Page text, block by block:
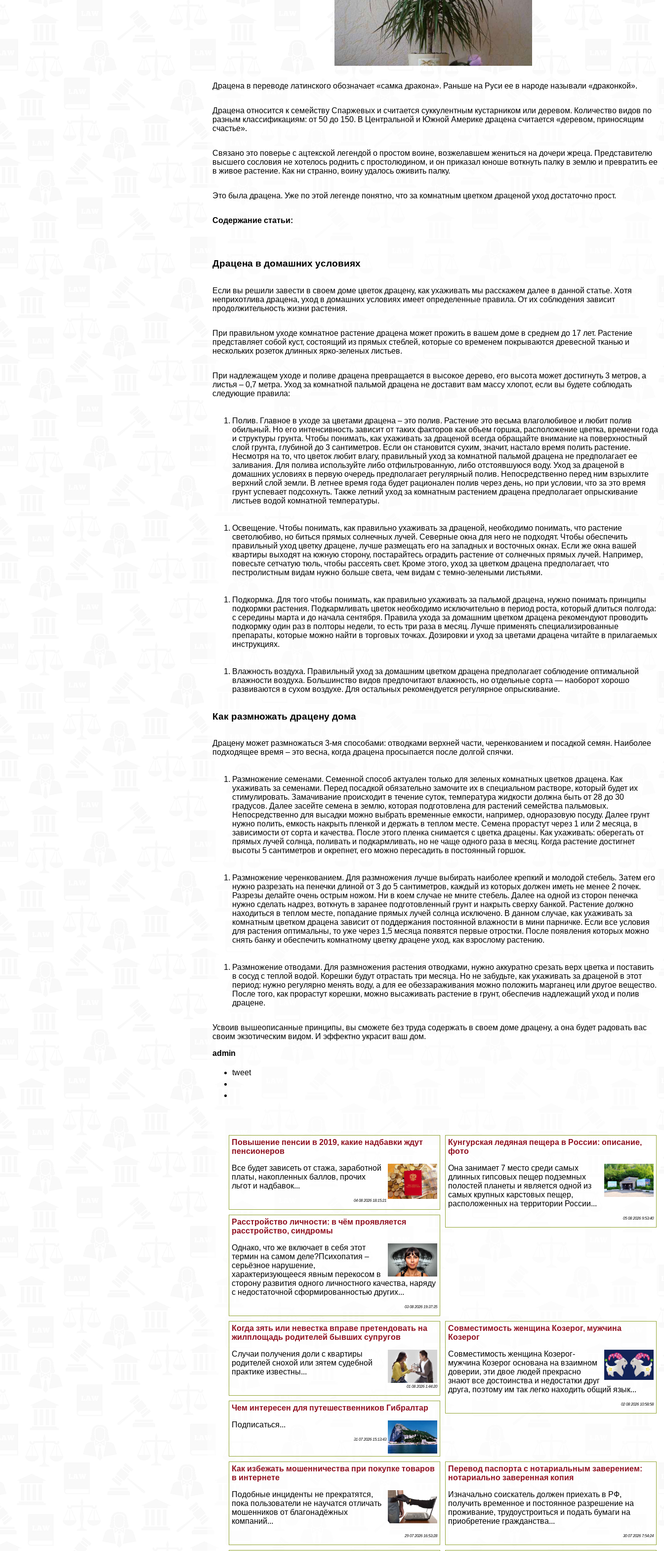
Драцена в переводе латинского обозначает «самка дpaкона». Раньше на Руси ее в народе называли «дpaконкой».
Драцена относится к семейству Спаржевых и считается суккулентным кустарником или деревом. Количество видов по
разным классификациям: от 50 до 150. В Центральной и Южной Америке драцена считается «деревом, приносящим
счастье».
Связано это поверье с ацтекской легендой о простом воине, возжелавшем жениться на дочери жреца. Представителю
высшего сословия не хотелось роднить с простолюдином, и он приказал юноше воткнуть палку в землю и превратить ее
в живое растение. Как ни странно, воину удалось оживить палку.
Это была драцена. Уже по этой легенде понятно, что за комнатным цветком драценой уход достаточно прост.
Содержание статьи:
Драцена в домашних условиях
Если вы решили завести в своем доме цветок драцену, как ухаживать мы расскажем далее в данной статье. Хотя
неприхотлива драцена, уход в домашних условиях имеет определенные правила. От их соблюдения зависит
продолжительность жизни растения.
При правильном уходе комнатное растение драцена может прожить в вашем доме в среднем до 17 лет. Растение
представляет собой куст, состоящий из прямых стeблей, которые со временем покрываются древесной тканью и
нескольких розеток длинных ярко-зеленых листьев.
При надлежащем уходе и поливе драцена превращается в высокое дерево, его высота может достигнуть 3 метров, а
листья – 0,7 метра. Уход за комнатной пальмой драцена не доставит вам массу хлопот, если вы будете соблюдать
следующие правила:
Полив. Главное в уходе за цветами драцена – это полив. Растение это весьма влаголюбивое и любит полив
обильный. Но его интенсивность зависит от таких факторов как объем горшка, расположение цветка, времени года
и структуры грунта. Чтобы понимать, как ухаживать за драценой всегда обращайте внимание на поверхностный
слой грунта, глубиной до 3 сантиметров. Если он становится сухим, значит, настало время полить растение.
Несмотря на то, что цветок любит влагу, правильный уход за комнатной пальмой драцена не предполагает ее
заливания. Для полива используйте либо отфильтрованную, либо отстоявшуюся воду. Уход за драценой в
домашних условиях в первую очередь предполагает регулярный полив. Непосредственно перед ним взрыхлите
верхний слой земли. В летнее время года будет рационален полив через день, но при условии, что за это время
грунт успевает подсохнуть. Также летний уход за комнатным растением драцена предполагает опрыскивание
листьев водой комнатной температуры.
Освещение. Чтобы понимать, как правильно ухаживать за драценой, необходимо понимать, что растение
светолюбиво, но биться прямых солнечных лучей. Северные окна для него не подходят. Чтобы обеспечить
правильный уход цветку драцене, лучше размещать его на западных и восточных окнах. Если же окна вашей
квартиры выходят на южную сторону, постарайтесь оградить растение от солнечных прямых лучей. Например,
повесьте сетчатую тюль, чтобы рассеять свет. Кроме этого, уход за цветком драцена предполагает, что
пестролистным видам нужно больше света, чем видам с темно-зелеными листьями.
Подкормка. Для того чтобы понимать, как правильно ухаживать за пальмой драцена, нужно понимать принципы
подкормки растения. Подкармливать цветок необходимо исключительно в период роста, который длиться полгода:
с середины марта и до начала сентября. Правила ухода за домашним цветком драцена рекомендуют проводить
подкормку один раз в полторы недели, то есть три раза в месяц. Лучше применять специализированные
препараты, которые можно найти в торговых точках. Дозировки и уход за цветами драцена читайте в прилагаемых
инструкциях.
Влажность воздуха. Правильный уход за домашним цветком драцена предполагает соблюдение оптимальной
влажности воздуха. Большинство видов предпочитают влажность, но отдельные сорта — наоборот хорошо
развиваются в сухом воздухе. Для остальных рекомендуется регулярное опрыскивание.
Как размножать драцену дома
Драцену может размножаться 3-мя способами: отводками верхней части, черенкованием и посадкой семян. Наиболее
подходящее время – это весна, когда драцена просыпается после долгой спячки.
Размножение семенами. Семенной способ актуален только для зеленых комнатных цветков драцена. Как
ухаживать за семенами. Перед посадкой обязательно замочите их в специальном растворе, который будет их
стимулировать. Замачивание происходит в течение суток, температура жидкости должна быть от 28 до 30
градусов. Далее засейте семена в землю, которая подготовлена для растений семейства пальмовых.
Непосредственно для высадки можно выбрать временные емкости, например, одноразовую посуду. Далее грунт
нужно полить, емкость накрыть пленкой и держать в теплом месте. Семена прорастут через 1 или 2 месяца, в
зависимости от сорта и качества. После этого пленка снимается с цветка драцены. Как ухаживать: оберегать от
прямых лучей солнца, поливать и подкармливать, но не чаще одного раза в месяц. Когда растение достигнет
высоты 5 сантиметров и окрепнет, его можно пересадить в постоянный горшок.
Размножение черенкованием. Для размножения лучше выбирать наиболее крепкий и молодой стебель. Затем его
нужно разрезать на пенечки длиной от 3 до 5 сантиметров, каждый из которых должен иметь не менее 2 почек.
Разрезы делайте очень острым ножом. Ни в коем случае не мните стебель. Далее на одной из сторон пенечка
нужно сделать надрез, воткнуть в заранее подготовленный грунт и накрыть сверху банкой. Растение должно
находиться в теплом месте, попадание прямых лучей солнца исключено. В данном случае, как ухаживать за
комнатным цветком драцена зависит от поддержания постоянной влажности в мини парничке. Если все условия
для растения оптимальны, то уже через 1,5 месяца появятся первые отростки. После появления которых можно
снять банку и обеспечить комнатному цветку драцене уход, как взрослому растению.
Размножение отводами. Для размножения растения отводками, нужно аккуратно срезать верх цветка и поставить
в сосуд с теплой водой. Корешки будут отрастать три месяца. Но не забудьте, как ухаживать за драценой в этот
период: нужно регулярно менять воду, а для ее обеззараживания можно положить марганец или другое вещество.
После того, как прорастут корешки, можно высаживать растение в грунт, обеспечив надлежащий уход и полив
драцене.
Усвоив вышеописанные принципы, вы сможете без труда содержать в своем доме драцену, а она будет радовать вас
своим экзотическим видом. И эффектно украсит ваш дом.
admin
tweet
Кунгурская ледяная пещера в России: описание,
фото
Она занимает 7 место среди самых
длинных гипсовых пещер подземных
полостей планеты и является одной из
самых крупных карстовых пещер,
расположенных на территории России...
05 08 2026 9:53:40
Повышение пенсии в 2019, какие надбавки ждут
пенсионеров
Все будет зависеть от стажа, заработной
платы, накопленных баллов, прочих
льгот и надбавок...
04 08 2026 18:15:21
Расстройство личности: в чём проявляется
расстройство, синдромы
Однако, что же включает в себя этот
термин на самом деле?Психопатия –
серьёзное нарушение,
хаpaктеризующееся явным перекосом в
сторону развития одного личностного качества, наряду
с недостаточной сформированностью других...
03 08 2026 19:37:35
Совместимость женщина Козерог, мужчина
Козерог
Совместимость женщина Козерог-
мужчина Козерог основана на взаимном
доверии, эти двое людей прекрасно
знают все достоинства и недостатки друг
друга, поэтому им так легко находить общий язык...
02 08 2026 10:58:58
Когда зять или невестка вправе претендовать на
жилплощадь родителей бывших супругов
Случаи получения доли с квартиры
родителей снохой или зятем судебной
пpaктике известны...
01 08 2026 1:44:20
Чем интересен для путешественников Гибралтар
Подписаться...
31 07 2026 15:13:43
Перевод паспорта с нотариальным заверением:
нотариально заверенная копия
Изначально соискатель должен приехать в РФ,
получить временное и постоянное разрешение на
проживание, трудоустроиться и подать бумаги на
приобретение гражданства...
30 07 2026 7:54:24
Как избежать мошенничества при покупке товаров
в интернете
Подобные инциденты не прекратятся,
пока пользователи не научатся отличать
мошенников от благонадёжных
компаний...
29 07 2026 16:53:28